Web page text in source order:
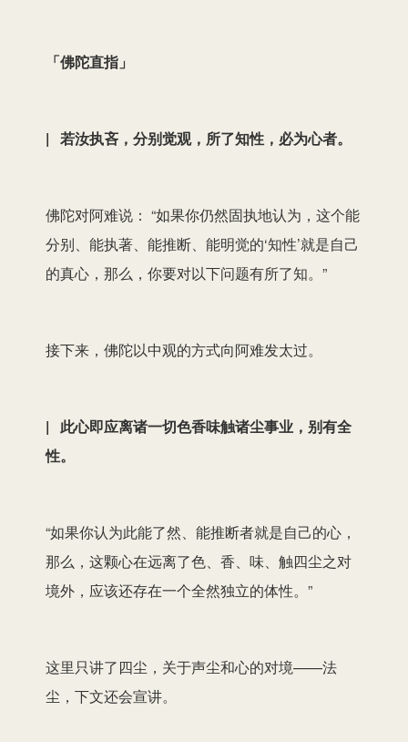
「佛陀直指」
| 若汝执吝，分别觉观，所了知性，必为心者。
佛陀对阿难说： “如果你仍然固执地认为，这个能
分别、能执著、能推断、能明觉的‘知性’就是自己
的真心，那么，你要对以下问题有所了知。”
接下来，佛陀以中观的方式向阿难发太过。
| 此心即应离诸一切色香味触诸尘事业，别有全
性。
“如果你认为此能了然、能推断者就是自己的心，
那么，这颗心在远离了色、香、味、触四尘之对
境外，应该还存在一个全然独立的体性。”
这里只讲了四尘，关于声尘和心的对境——法
尘，下文还会宣讲。